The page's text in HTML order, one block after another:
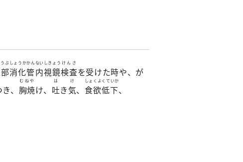
消化管内視鏡
うぶしょうかかんないしきょう
検査
けんさ
を受けた時や、が
、 胸焼
むねや
け、 吐
は
き気
け
、 食欲低下
しょくよくていか
、